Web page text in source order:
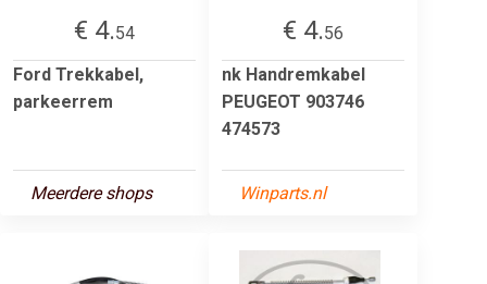
€ 4.54
Ford Trekkabel,
parkeerrem
Meerdere shops
€ 4.56
nk Handremkabel
PEUGEOT 903746
474573
Winparts.nl